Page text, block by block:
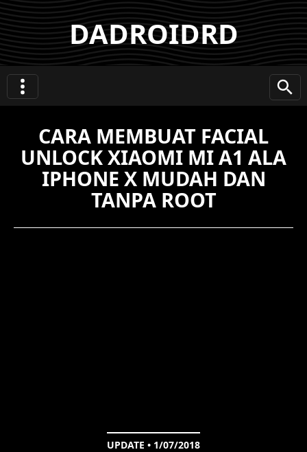
DADROIDRD
CARA MEMBUAT FACIAL
UNLOCK XIAOMI MI A1 ALA
IPHONE X MUDAH DAN
TANPA ROOT
UPDATE • 1/07/2018